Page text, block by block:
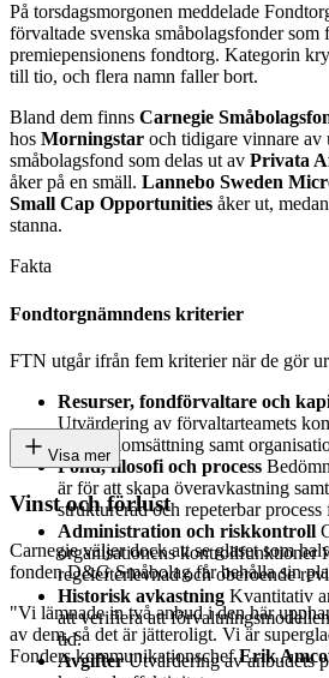
På torsdagsmorgonen meddelade
förvaltade svenska småbolagsfonder som
premiepensionens fondtorg. Kategorin
till tio, och flera namn faller bort.
Bland dem finns Carnegie
hos Morningstar och tidigare vinnare av
småbolagsfond som delas ut av Privata
åker på en smäll. Lannebo Sweden
Small Cap Opportunities åker ut, medan
stanna.
Fakta
Fondtorgnämndens kriterier
FTN utgår ifrån fem kriterier när de gör
Resurser, fondförvaltare och
Utvärdering av förvaltarteamets
personalomsättning samt
Fond, filosofi och process
är för att skapa överavkastning
strukturerad och repeterbar
Administration och riskkontroll
organisationens kontrollfunktioner
regelefterlevnad och oberoende
Historisk avkastning Kvantitativ
att verifiera att
tid.
AvgifterUtvärdering av anbudets
Visa mer
Vinst och förlust
Carnegie väljer dock att se glaset som
fonden D&G Småbolag får behålla sin
"Vi lämnade in två anbud i den här
av dem, så det är jätteroligt. Vi är
Fonders kommunikationschefErik